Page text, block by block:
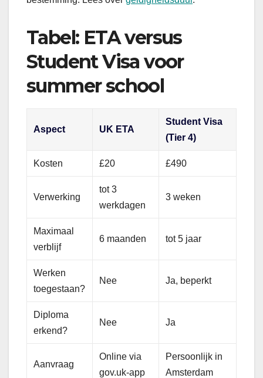
Tabel: ETA versus
Student Visa voor
summer school
Aspect UK ETA
Student Visa
(Tier 4)
Kosten £20 £490
Verwerking
tot 3
werkdagen
3 weken
Maximaal
verblijf
6 maanden tot 5 jaar
Werken
toegestaan?
Nee Ja, beperkt
Diploma
erkend?
Nee Ja
Aanvraag
Online via
gov.uk-app
Persoonlijk in
Amsterdam